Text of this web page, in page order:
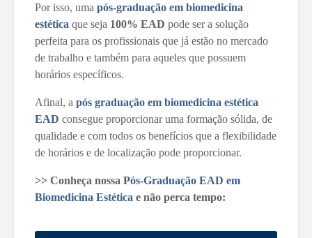
Por isso, uma pós-graduação em biomedicina
estética que seja 100% EAD pode ser a solução
perfeita para os profissionais que já estão no mercado
de trabalho e também para aqueles que possuem
horários específicos.
Afinal, a pós graduação em biomedicina estética
EAD consegue proporcionar uma formação sólida, de
qualidade e com todos os benefícios que a flexibilidade
de horários e de localização pode proporcionar.
>> Conheça nossa Pós-Graduação EAD em
Biomedicina Estética e não perca tempo: